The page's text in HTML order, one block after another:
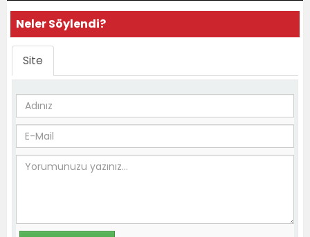
Neler Söylendi?
Site